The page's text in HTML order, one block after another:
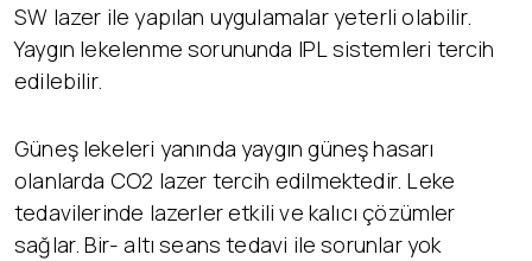
SW lazer ile yapılan uygulamalar yeterli olabilir.
Yaygın lekelenme sorununda IPL sistemleri tercih
edilebilir.
Güneş lekeleri yanında yaygın güneş hasarı
olanlarda CO2 lazer tercih edilmektedir. Leke
tedavilerinde lazerler etkili ve kalıcı çözümler
sağlar. Bir- altı seans tedavi ile sorunlar yok